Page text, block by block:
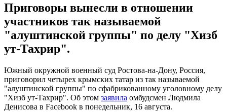
Приговоры вынесли в отношении
участников так называемой
"алуштинской группы" по делу "Хизб
ут-Тахрир".
Южный окружной военный суд Ростова-на-Дону, Россия,
приговорил четырех крымских татар из так называемой
"алуштинской группы" по сфабрикованному уголовному делу
"Хизб ут-Тахрир". Об этом заявила омбудсмен Людмила
Денисова в Facebook в понедельник, 16 августа.